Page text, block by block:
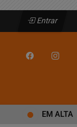
Entrar
ALINE BARROS É
EM ALTA